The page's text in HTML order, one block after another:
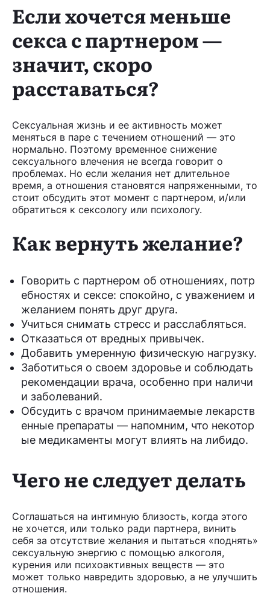
Если хочется меньше
секса с партнером —
значит, скоро
расставаться?
Сексуальная жизнь и ее активность может
меняться в паре с течением отношений — это
нормально. Поэтому временное снижение
сексуального влечения не всегда говорит о
проблемах. Но если желания нет длительное
время, а отношения становятся напряженными, то
стоит обсудить этот момент с партнером, и/или
обратиться к сексологу или психологу.
Как вернуть желание?
Говорить с партнером об отношениях, потр
ебностях и сексе: спокойно, с уважением и
желанием понять друг друга.
Учиться снимать стресс и расслабляться.
Отказаться от вредных привычек.
Добавить умеренную физическую нагрузку.
Заботиться о своем здоровье и соблюдать
рекомендации врача, особенно при наличи
и заболеваний.
Обсудить с врачом принимаемые лекарств
енные препараты — напомним, что некотор
ые медикаменты могут влиять на либидо.
Чего не следует делать
Соглашаться на интимную близость, когда этого
не хочется, или только ради партнера, винить
себя за отсутствие желания и пытаться «поднять»
сексуальную энергию с помощью алкоголя,
курения или психоактивных веществ — это
может только навредить здоровью, а не улучшить
отношения.